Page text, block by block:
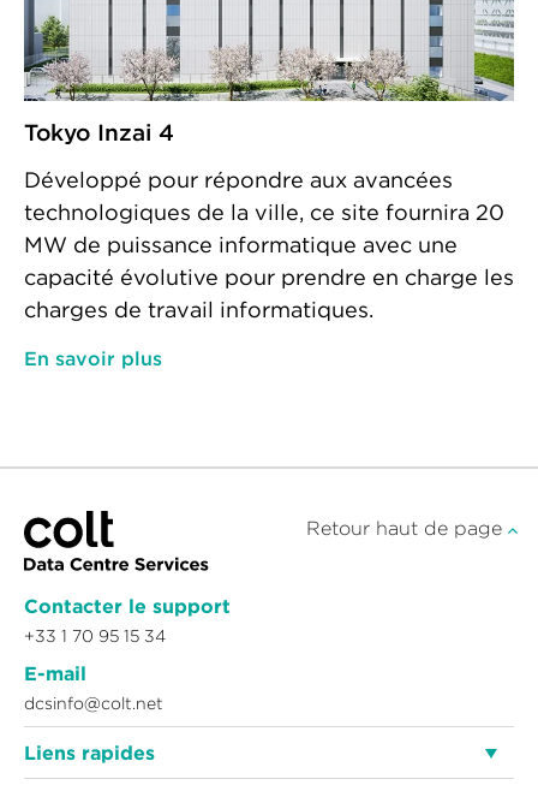
Tokyo Inzai 4
Développé pour répondre aux avancées
technologiques de la ville, ce site fournira 20
MW de puissance informatique avec une
capacité évolutive pour prendre en charge les
charges de travail informatiques.
En savoir plus
Contacter le support
+33 1 70 95 15 34
E-mail
dcsinfo@colt.net
Retour haut de page
Liens rapides